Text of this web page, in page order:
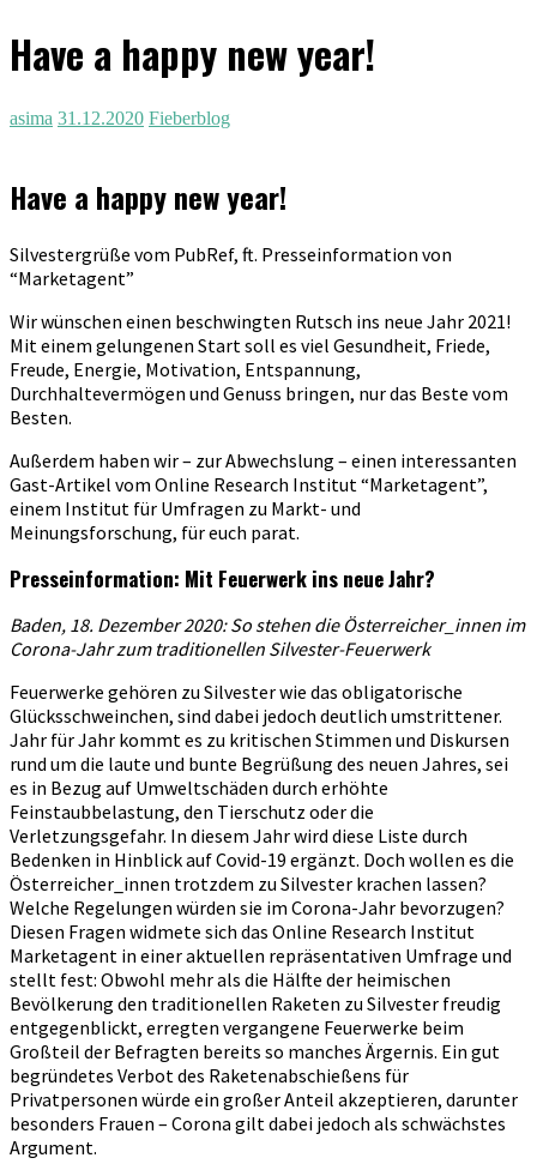
Have a happy new year!
asima 31.12.2020 Fieberblog
Have a happy new year!
Silvestergrüße vom PubRef, ft. Presseinformation von
“Marketagent”
Wir wünschen einen beschwingten Rutsch ins neue Jahr 2021!
Mit einem gelungenen Start soll es viel Gesundheit, Friede,
Freude, Energie, Motivation, Entspannung,
Durchhaltevermögen und Genuss bringen, nur das Beste vom
Besten.
Außerdem haben wir – zur Abwechslung – einen interessanten
Gast-Artikel vom Online Research Institut “Marketagent”,
einem Institut für Umfragen zu Markt- und
Meinungsforschung, für euch parat.
Presseinformation: Mit Feuerwerk ins neue Jahr?
Baden, 18. Dezember 2020: So stehen die Österreicher_innen im
Corona-Jahr zum traditionellen Silvester-Feuerwerk
Feuerwerke gehören zu Silvester wie das obligatorische
Glücksschweinchen, sind dabei jedoch deutlich umstrittener.
Jahr für Jahr kommt es zu kritischen Stimmen und Diskursen
rund um die laute und bunte Begrüßung des neuen Jahres, sei
es in Bezug auf Umweltschäden durch erhöhte
Feinstaubbelastung, den Tierschutz oder die
Verletzungsgefahr. In diesem Jahr wird diese Liste durch
Bedenken in Hinblick auf Covid-19 ergänzt. Doch wollen es die
Österreicher_innen trotzdem zu Silvester krachen lassen?
Welche Regelungen würden sie im Corona-Jahr bevorzugen?
Diesen Fragen widmete sich das Online Research Institut
Marketagent in einer aktuellen repräsentativen Umfrage und
stellt fest: Obwohl mehr als die Hälfte der heimischen
Bevölkerung den traditionellen Raketen zu Silvester freudig
entgegenblickt, erregten vergangene Feuerwerke beim
Großteil der Befragten bereits so manches Ärgernis. Ein gut
begründetes Verbot des Raketenabschießens für
Privatpersonen würde ein großer Anteil akzeptieren, darunter
besonders Frauen – Corona gilt dabei jedoch als schwächstes
Argument.